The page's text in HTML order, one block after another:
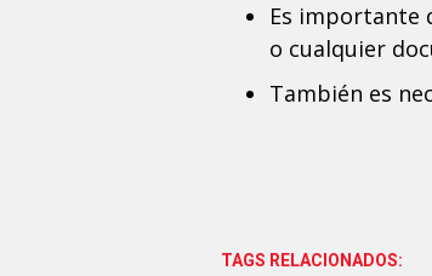
Es importante
o cualquier
También es
TAGS RELACIONADOS: